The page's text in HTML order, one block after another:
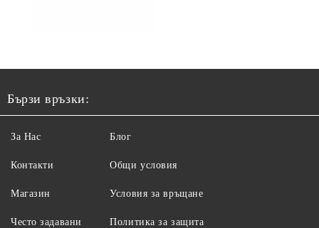
Бързи връзки:
За Нас
Контакти
Магазин
Често задавани
Блог
Общи условия
Условия за връщане
Политика за защита